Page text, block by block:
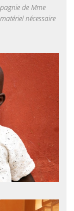
de Mme
nécessaire